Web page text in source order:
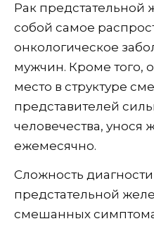
Рак предстательной
собой самое
онкологическое
мужчин. Кроме того,
место в структуре
представителей
человечества, унося
ежемесячно.
Сложность
предстательной
смешанных